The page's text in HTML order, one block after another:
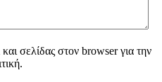
σελίδας στον browser για την